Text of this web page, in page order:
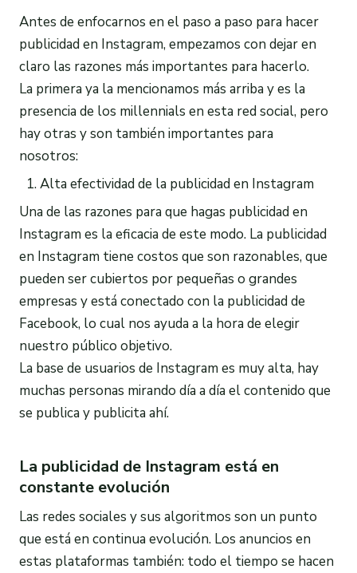
Antes de enfocarnos en el paso a paso para hacer
publicidad en Instagram, empezamos con dejar en
claro las razones más importantes para hacerlo.
La primera ya la mencionamos más arriba y es la
presencia de los millennials en esta red social, pero
hay otras y son también importantes para
nosotros:
Alta efectividad de la publicidad en Instagram
Una de las razones para que hagas publicidad en
Instagram es la eficacia de este modo. La publicidad
en Instagram tiene costos que son razonables, que
pueden ser cubiertos por pequeñas o grandes
empresas y está conectado con la publicidad de
Facebook, lo cual nos ayuda a la hora de elegir
nuestro público objetivo.
La base de usuarios de Instagram es muy alta, hay
muchas personas mirando día a día el contenido que
se publica y publicita ahí.
La publicidad de Instagram está en
constante evolución
Las redes sociales y sus algoritmos son un punto
que está en continua evolución. Los anuncios en
estas plataformas también: todo el tiempo se hacen